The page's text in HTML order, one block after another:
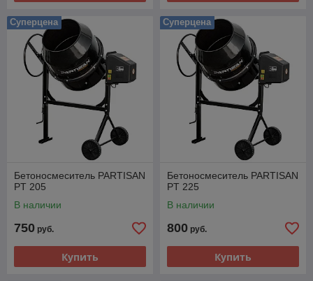
Суперцена
Бетоносмеситель PARTISAN
PT 205
В наличии
750 руб.
Купить
Суперцена
Бетоносмеситель PARTISAN
PT 225
В наличии
800 руб.
Купить